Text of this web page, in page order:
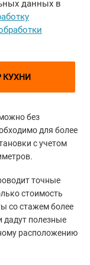
данных в
КУХНИ
без
для более
с учетом
точные
стоимость
со стажем более
дадут полезные
расположению